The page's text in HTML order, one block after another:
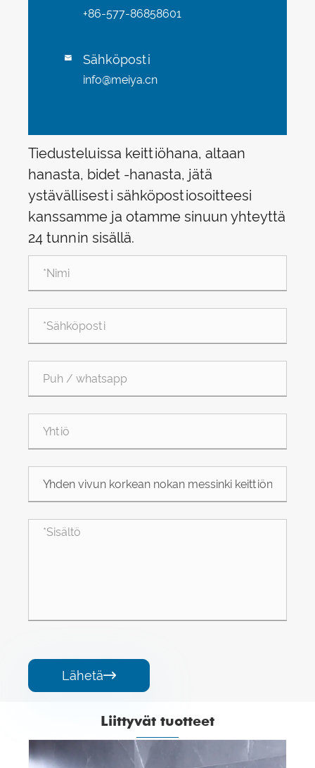
+86-577-86858601
 Sähköposti
info@meiya.cn
Tiedusteluissa keittiöhana, altaan
hanasta, bidet -hanasta, jätä
ystävällisesti sähköpostiosoitteesi
kanssamme ja otamme sinuun yhteyttä
24 tunnin sisällä.
Lähetä
Liittyvät tuotteet